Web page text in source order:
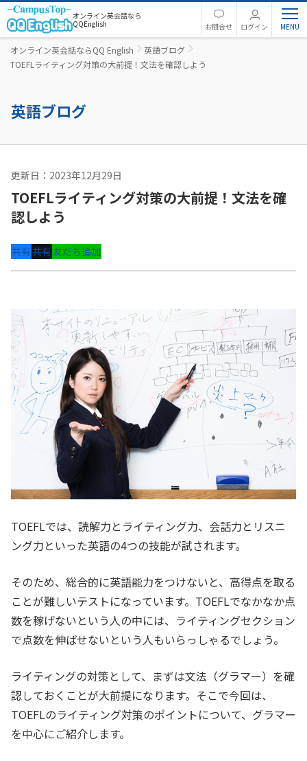
オンライン英会話なら
QQEnglish
お問合せ ログイン
オンライン英会話ならQQ English
英語ブログ
TOEFLライティング対策の大前提！文法を確認しよう
英語ブログ
更新日：2023年12月29日
TOEFLライティング対策の大前提！文法を確
認しよう
共有共有友だち追加
TOEFLでは、読解力とライティング力、会話力とリスニ
ング力といった英語の4つの技能が試されます。
そのため、総合的に英語能力をつけないと、高得点を取る
ことが難しいテストになっています。TOEFLでなかなか点
数を稼げないという人の中には、ライティングセクション
で点数を伸ばせないという人もいらっしゃるでしょう。
ライティングの対策として、まずは文法（グラマー）を確
認しておくことが大前提になります。そこで今回は、
TOEFLのライティング対策のポイントについて、グラマー
を中心にご紹介します。